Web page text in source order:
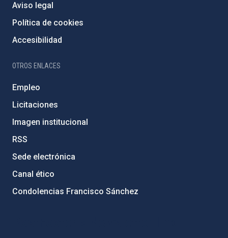
Aviso legal
Política de cookies
Accesibilidad
OTROS ENLACES
Empleo
Licitaciones
Imagen institucional
RSS
Sede electrónica
Canal ético
Condolencias Francisco Sánchez